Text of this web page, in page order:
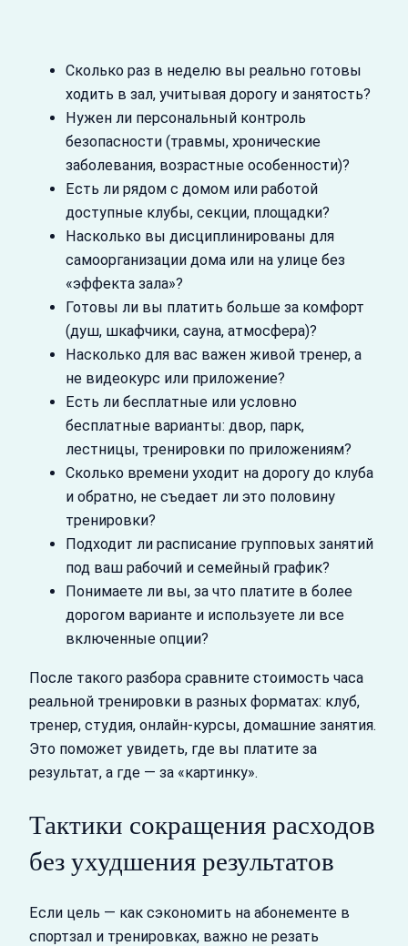
Сколько раз в неделю вы реально готовы
ходить в зал, учитывая дорогу и занятость?
Нужен ли персональный контроль
безопасности (травмы, хронические
заболевания, возрастные особенности)?
Есть ли рядом с домом или работой
доступные клубы, секции, площадки?
Насколько вы дисциплинированы для
самоорганизации дома или на улице без
«эффекта зала»?
Готовы ли вы платить больше за комфорт
(душ, шкафчики, сауна, атмосфера)?
Насколько для вас важен живой тренер, а
не видеокурс или приложение?
Есть ли бесплатные или условно
бесплатные варианты: двор, парк,
лестницы, тренировки по приложениям?
Сколько времени уходит на дорогу до клуба
и обратно, не съедает ли это половину
тренировки?
Подходит ли расписание групповых занятий
под ваш рабочий и семейный график?
Понимаете ли вы, за что платите в более
дорогом варианте и используете ли все
включенные опции?
После такого разбора сравните стоимость часа
реальной тренировки в разных форматах: клуб,
тренер, студия, онлайн‑курсы, домашние занятия.
Это поможет увидеть, где вы платите за
результат, а где — за «картинку».
Тактики сокращения расходов
без ухудшения результатов
Если цель — как сэкономить на абонементе в
спортзал и тренировках, важно не резать